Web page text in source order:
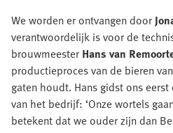
We worden er ontvangen door
verantwoordelijk is voor de
brouwmeester Hans van
productieproces van de bieren
gaten houdt. Hans gidst ons
van het bedrijf: ‘Onze wortels
betekent dat we ouder zijn dan